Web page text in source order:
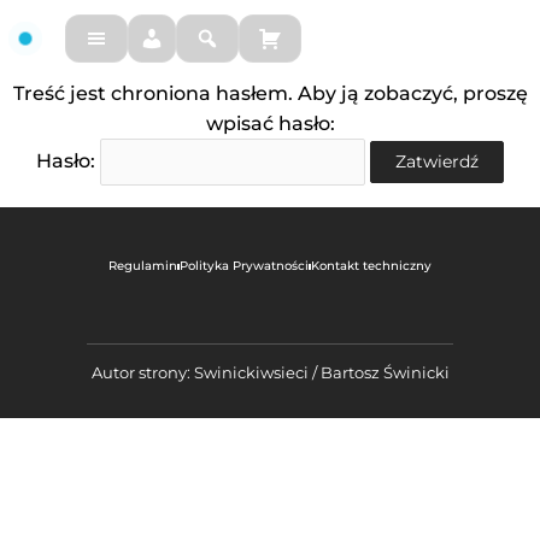
FM
Treść jest chroniona hasłem. Aby ją zobaczyć, proszę
wpisać hasło:
Hasło:
Regulamin Polityka Prywatności Kontakt techniczny
Autor strony: Swinickiwsieci / Bartosz Świnicki